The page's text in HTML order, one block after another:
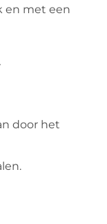
en met een
door het